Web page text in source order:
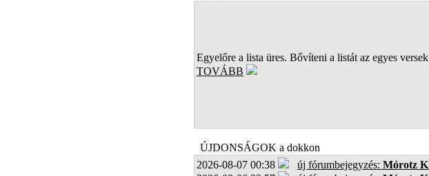
Egyelőre a lista üres. Bővíteni a listát az egyes
TOVÁBB
ÚJDONSÁGOK a dokkon
2026-08-07 00:38
új fórumbejegyzés: Mórotz